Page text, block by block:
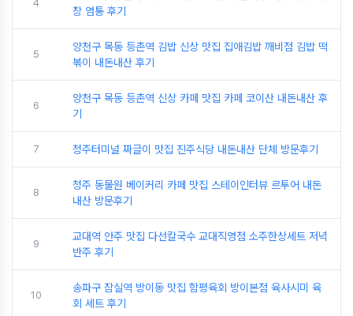
4
창 염통 후기
5
양천구 목동 등촌역 김밥 신상 맛집 집애김밥 깨비점 김밥 떡
볶이 내돈내산 후기
6
양천구 목동 등촌역 신상 카페 맛집 카페 코이산 내돈내산 후
기
7 청주터미널 짜글이 맛집 진주식당 내돈내산 단체 방문후기
8
청주 동물원 베이커리 카페 맛집 스테이인터뷰 르투어 내돈
내산 방문후기
9
교대역 안주 맛집 다선칼국수 교대직영점 소주한상세트 저녁
반주 후기
10
송파구 잠실역 방이동 맛집 함평육회 방이본점 육사시미 육
회 세트 후기